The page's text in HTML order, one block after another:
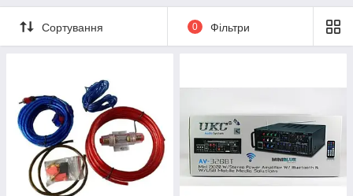
Сортування 0 Фільтри